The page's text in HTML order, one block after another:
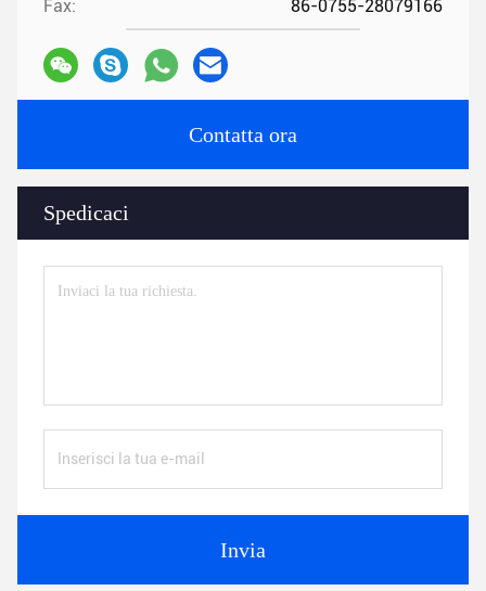
Fax: 86-0755-28079166
Contatta ora
Spedicaci
Invia